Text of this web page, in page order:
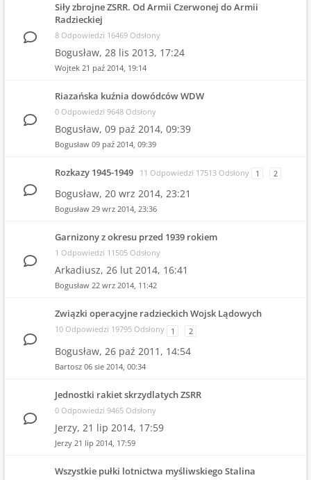
Siły zbrojne ZSRR. Od Armii Czerwonej do Armii
Radzieckiej
8 Odpowiedzi 16469 Odsłony
Bogusław, 28 lis 2013, 17:24
Wojtek 21 paź 2014, 19:14
Riazańska kuźnia dowódców WDW
0 Odpowiedzi 9648 Odsłony
Bogusław, 09 paź 2014, 09:39
Bogusław 09 paź 2014, 09:39
Rozkazy 1945-1949 11 Odpowiedzi 17513 Odsłony 1 2
Bogusław, 20 wrz 2014, 23:21
Bogusław 29 wrz 2014, 23:36
Garnizony z okresu przed 1939 rokiem
1 Odpowiedzi 11505 Odsłony
Arkadiusz, 26 lut 2014, 16:41
Bogusław 22 wrz 2014, 11:42
Związki operacyjne radzieckich Wojsk Lądowych
10 Odpowiedzi 19795 Odsłony 1 2
Bogusław, 26 paź 2011, 14:54
Bartosz 06 sie 2014, 00:34
Jednostki rakiet skrzydlatych ZSRR
0 Odpowiedzi 9465 Odsłony
Jerzy, 21 lip 2014, 17:59
Jerzy 21 lip 2014, 17:59
Wszystkie pułki lotnictwa myśliwskiego Stalina